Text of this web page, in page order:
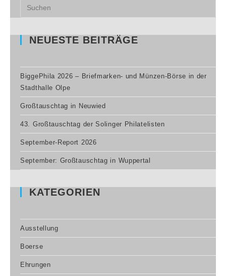
NEUESTE BEITRÄGE
BiggePhila 2026 – Briefmarken- und Münzen-Börse in der
Stadthalle Olpe
Großtauschtag in Neuwied
43. Großtauschtag der Solinger Philatelisten
September-Report 2026
September: Großtauschtag in Wuppertal
KATEGORIEN
Ausstellung
Boerse
Ehrungen